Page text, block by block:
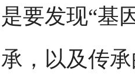
是要发现“基
承，以及传